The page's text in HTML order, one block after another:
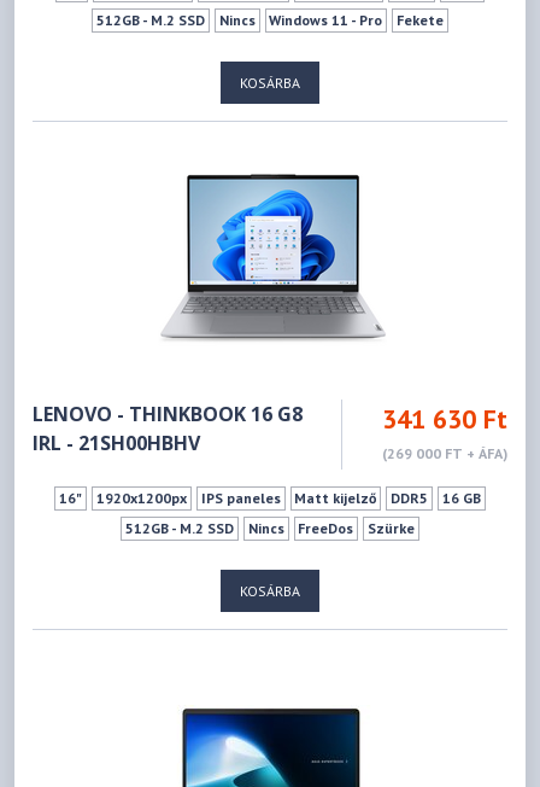
512GB - M.2 SSD
Nincs Windows 11 - Pro Fekete
KOSÁRBA
LENOVO - THINKBOOK 16 G8
IRL - 21SH00HBHV
341 630 Ft
(269 000 FT + ÁFA)
16" 1920x1200px IPS paneles Matt kijelző DDR5
16 GB
512GB - M.2 SSD
Nincs FreeDos Szürke
KOSÁRBA